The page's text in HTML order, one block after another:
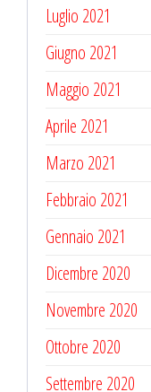
Luglio 2021
Giugno 2021
Maggio 2021
Aprile 2021
Marzo 2021
Febbraio 2021
Gennaio 2021
Dicembre 2020
Novembre 2020
Ottobre 2020
Settembre 2020